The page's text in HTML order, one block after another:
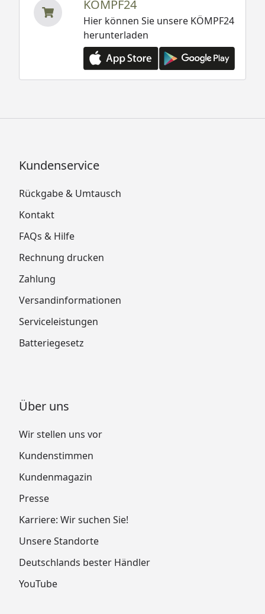
KÖMPF24
Hier können Sie unsere KÖMPF24
herunterladen
Kundenservice
Rückgabe & Umtausch
Kontakt
FAQs & Hilfe
Rechnung drucken
Zahlung
Versandinformationen
Serviceleistungen
Batteriegesetz
Über uns
Wir stellen uns vor
Kundenstimmen
Kundenmagazin
Presse
Karriere: Wir suchen Sie!
Unsere Standorte
Deutschlands bester Händler
YouTube